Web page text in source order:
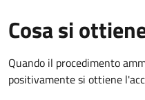
Cosa si
Quando il procedimento
positivamente si ottiene